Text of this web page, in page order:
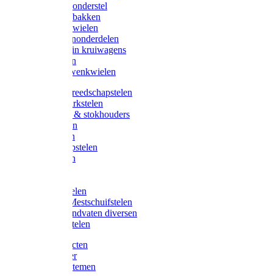
Kruiwagenonderstel
Kruiwagenbakken
Kruiwagenwielen
Steekwagenonderdelen
Huis en Tuin kruiwagens
Steekwagen
Bok- en Zwenkwielen
Overige gereedschapstelen
Bezem-/Harkstelen
Handvaten & stokhouders
Hamerstelen
Spadestelen
Graanschopstelen
Schopstelen
Gardena stelen
Sneeuw- /Mestschuifstelen
Stelen / Handvaten diversen
Telescoopstelen
Tuin producten
Fruitplukker
Ophangsystemen